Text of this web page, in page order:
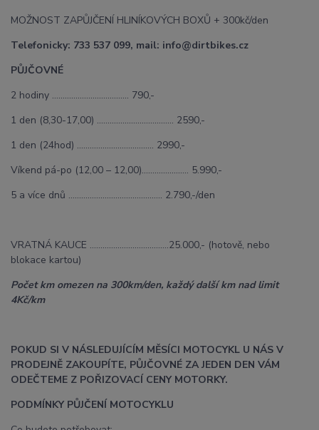
MOŽNOST ZAPŮJČENÍ HLINÍKOVÝCH BOXŮ + 300kč/den
Telefonicky: 733 537 099, mail: info@dirtbikes.cz
PŮJČOVNÉ
2 hodiny ……………………………... 790,-
1 den (8,30-17,00) ……………………………... 2590,-
1 den (24hod) ……………………………... 2990,-
Víkend pá-po (12,00 – 12,00)………….......... 5.990,-
5 a více dnů …………………………………….. 2.790,-/den
VRATNÁ KAUCE ……………………………….25.000,- (hotově, nebo
blokace kartou)
Počet km omezen na 300km/den, každý další km nad limit
4Kč/km
POKUD SI V NÁSLEDUJÍCÍM MĚSÍCI MOTOCYKL U NÁS V
PRODEJNĚ ZAKOUPÍTE, PŮJČOVNÉ ZA JEDEN DEN VÁM
ODEČTEME Z POŘIZOVACÍ CENY MOTORKY.
PODMÍNKY PŮJČENÍ MOTOCYKLU